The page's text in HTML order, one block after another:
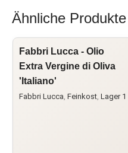
Ähnliche Produkte
Fabbri Lucca - Olio
Extra Vergine di Oliva
'Italiano'
Fabbri Lucca, Feinkost, Lager 1